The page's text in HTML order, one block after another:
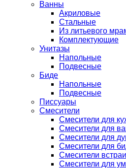
Ванны
Акриловые
Стальные
Из литьевого
Комплектующие
Унитазы
Напольные
Подвесные
Биде
Напольные
Подвесные
Писсуары
Смесители
Смесители для
Смесители для
Смесители для
Смесители для
Смесители
Смесители для